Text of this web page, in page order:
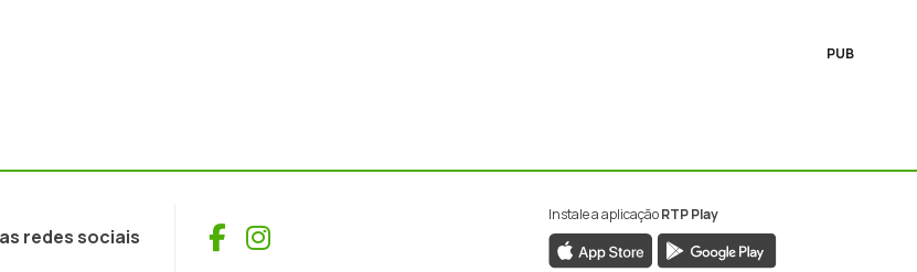
PUB
redes sociais Facebook
Instagram
Instale a aplicaçãoRTP Play